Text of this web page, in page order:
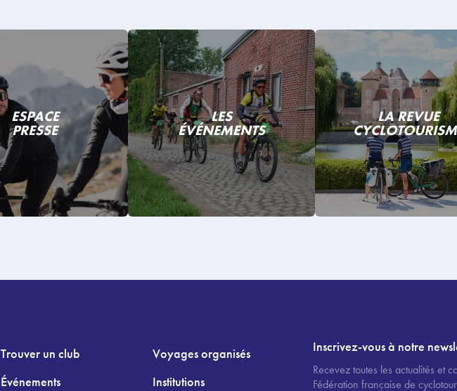
ESPACE
PRESSE
LES
ÉVÉNEMENTS
LA REVUE
Trouver un club
Voyages organisés
Événements
Institutions
Inscrivez-vous à notre
Recevez toutes les actualités et
Fédération française de